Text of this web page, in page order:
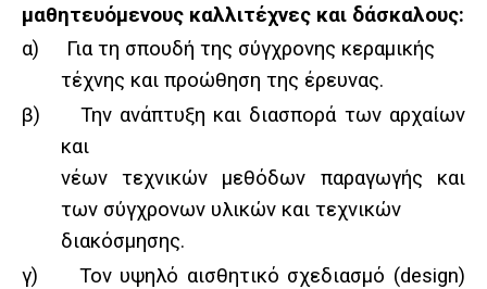
μαθητευόμενους καλλιτέχνες και δάσκαλους:
α)
Για τη σπουδή της σύγχρονης κεραμικής
τέχνης και προώθηση της έρευνας.
β)
Την ανάπτυξη και διασπορά των αρχαίων
και
νέων τεχνικών μεθόδων παραγωγής και
των σύγχρονων υλικών και τεχνικών
διακόσμησης.
γ)
Τον υψηλό αισθητικό σχεδιασμό (design)